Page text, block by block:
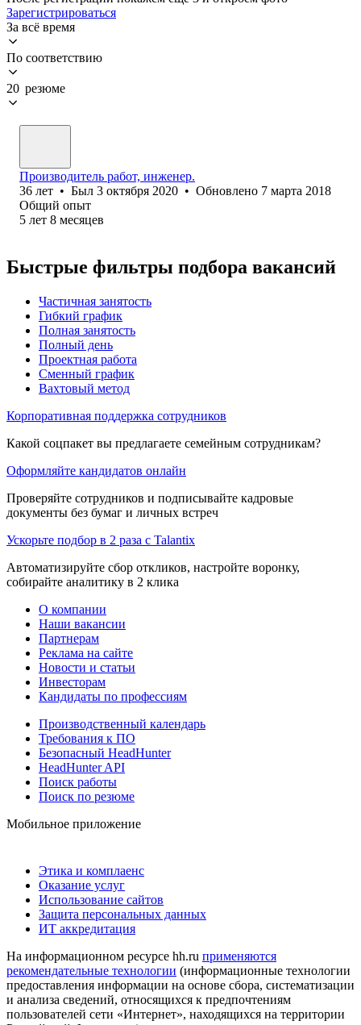
Зарегистрироваться
За всё время
По соответствию
20 резюме
Производитель работ, инженер.
36 лет • Был 3 октября 2020 • Обновлено 7 марта 2018
Общий опыт
5 лет 8 месяцев
Быстрые фильтры подбора вакансий
Частичная занятость
Гибкий график
Полная занятость
Полный день
Проектная работа
Сменный график
Вахтовый метод
Корпоративная поддержка сотрудников
Какой соцпакет вы предлагаете семейным сотрудникам?
Оформляйте кандидатов онлайн
Проверяйте сотрудников и подписывайте кадровые
документы без бумаг и личных встреч
Ускорьте подбор в 2 раза с Talantix
Автоматизируйте сбор откликов, настройте воронку,
собирайте аналитику в 2 клика
О компании
Наши вакансии
Партнерам
Реклама на сайте
Новости и статьи
Инвесторам
Кандидаты по профессиям
Производственный календарь
Требования к ПО
Безопасный HeadHunter
HeadHunter API
Поиск работы
Поиск по резюме
Мобильное приложение
Этика и комплаенс
Оказание услуг
Использование сайтов
Защита персональных данных
ИТ аккредитация
На информационном ресурсе hh.ru применяются
рекомендательные технологии (информационные технологии
предоставления информации на основе сбора, систематизации
и анализа сведений, относящихся к предпочтениям
пользователей сети «Интернет», находящихся на территории